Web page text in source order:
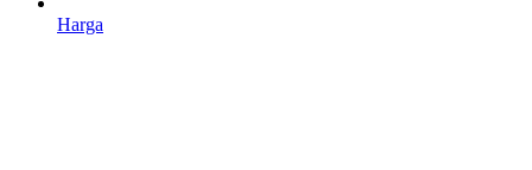
Harga